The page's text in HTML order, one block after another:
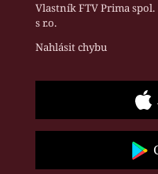
Vlastník FTV Prima spol.
s r.o.
Nahlásit chybu